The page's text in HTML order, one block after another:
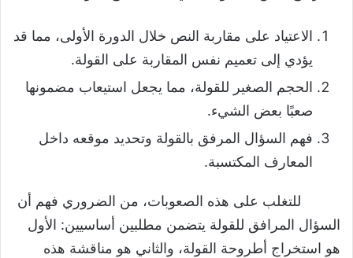
طبيعة العرض
لحظة القراءة
المقاربة المفاهيمية
لحظة التقييم
تحميل درس منهجية تحليل القولة الفلسفية
الاعتياد على مقاربة النص خلال الدورة الأولى، مما قد
يؤدي إلى تعميم نفس المقاربة على القولة.
الحجم الصغير للقولة، مما يجعل استيعاب مضمونها
صعبًا بعض الشيء.
فهم السؤال المرفق بالقولة وتحديد موقعه داخل
المعارف المكتسبة.
للتغلب على هذه الصعوبات، من الضروري فهم أن
السؤال المرافق للقولة يتضمن مطلبين أساسيين: الأول
هو استخراج أطروحة القولة، والثاني هو مناقشة هذه